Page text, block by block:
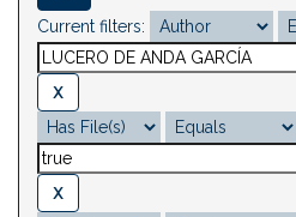
Current filters: